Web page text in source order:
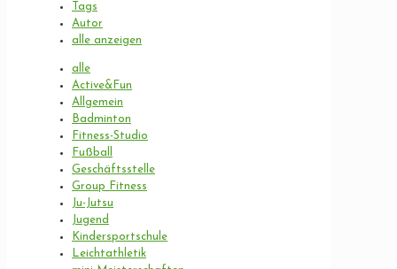
Tags
Autor
alle anzeigen
alle
Active&Fun
Allgemein
Badminton
Fitness-Studio
Fußball
Geschäftsstelle
Group Fitness
Ju-Jutsu
Jugend
Kindersportschule
Leichtathletik